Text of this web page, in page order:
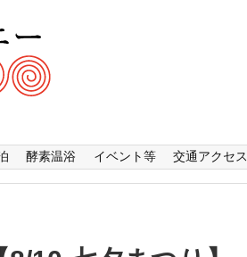
酵素温浴 イベント等 交通アクセス